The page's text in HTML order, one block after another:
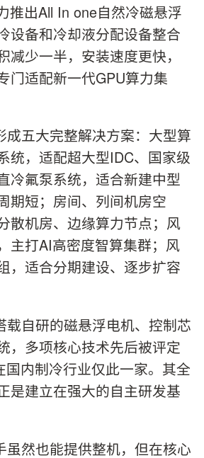
推出All In one自然冷磁悬浮
设备和冷却液分配设备整合
减少一半，安装速度更快，
门适配新一代GPU算力集
成五大完整解决方案：大型算
统，适配超大型IDC、国家级
冷氟泵系统，适合新建中型
期短；房间、列间机房空
散机房、边缘算力节点；风
主打AI高密度智算集群；风
，适合分期建设、逐步扩容
载自研的磁悬浮电机、控制芯
，多项核心技术先后被评定
国内制冷行业仅此一家。其全
是建立在强大的自主研发基
虽然也能提供整机，但在核心